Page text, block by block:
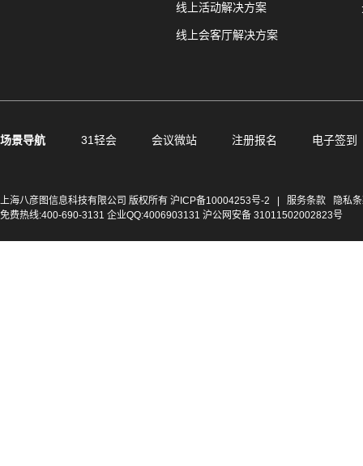
线上活动解决方案
线上会客厅解决方案
场景导航 31轻会 会议微站 注册报名 电子签到
上海八彦图信息科技有限公司 版权所有 沪ICP备10004253号-2 服务条款
隐私
免费热线:400-690-3131 企业QQ:4006903131 沪公网安备 31011502002823号